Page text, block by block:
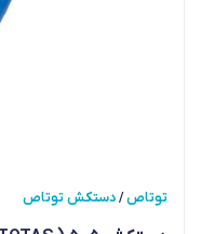
توتاص/دستکش توتاص